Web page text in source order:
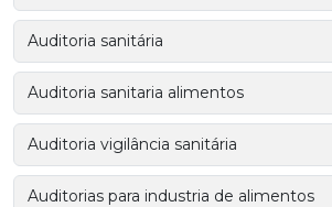
Auditoria sanitária
Auditoria sanitaria alimentos
Auditoria vigilância sanitária
Auditorias para industria de alimentos